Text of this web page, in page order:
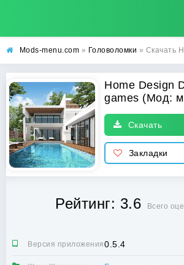
Mods-menu.com » Головоломки » Скачать Home Design Dreams
Home Design
games (Мод:
Скачать
Закладки
Рейтинг: 3.6 Всего
Версия приложения:0.5.4